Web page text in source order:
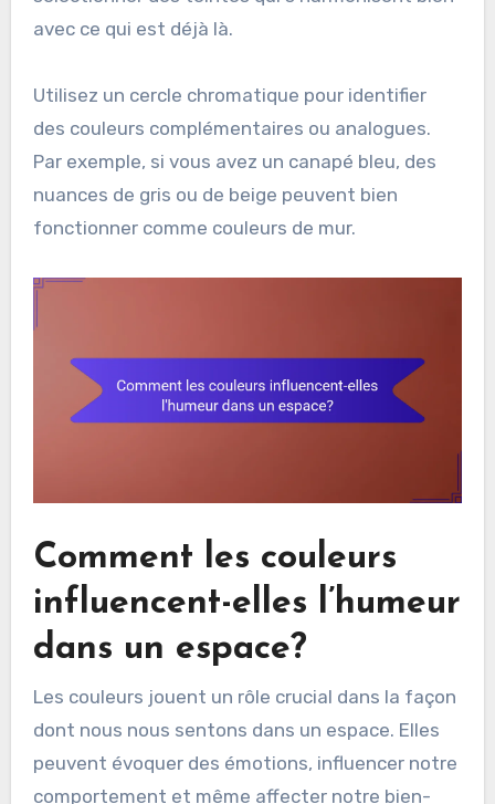
avec ce qui est déjà là.
Utilisez un cercle chromatique pour identifier
des couleurs complémentaires ou analogues.
Par exemple, si vous avez un canapé bleu, des
nuances de gris ou de beige peuvent bien
fonctionner comme couleurs de mur.
Comment les couleurs
influencent-elles l’humeur
dans un espace?
Les couleurs jouent un rôle crucial dans la façon
dont nous nous sentons dans un espace. Elles
peuvent évoquer des émotions, influencer notre
comportement et même affecter notre bien-